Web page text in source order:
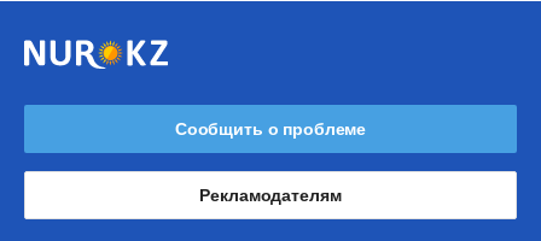
Сообщить о проблеме
Рекламодателям